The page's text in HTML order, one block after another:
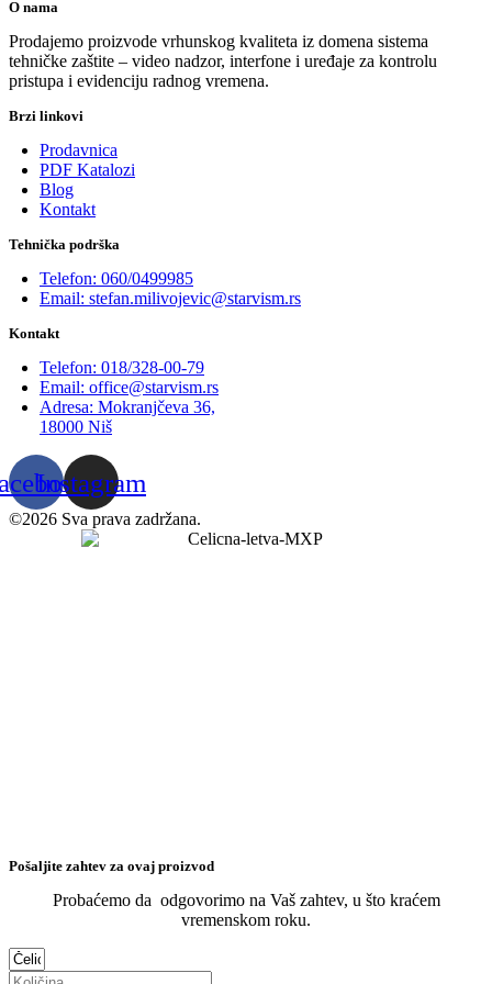
O nama
Prodajemo proizvode vrhunskog kvaliteta iz domena sistema
tehničke zaštite – video nadzor, interfone i uređaje za kontrolu
pristupa i evidenciju radnog vremena.
Brzi linkovi
Prodavnica
PDF Katalozi
Blog
Kontakt
Tehnička podrška
Telefon: 060/0499985
Email: stefan.milivojevic@starvism.rs
Kontakt
Telefon: 018/328-00-79
Email: office@starvism.rs
Adresa: Mokranjčeva 36,
18000 Niš
Instagram
©2026 Sva prava zadržana.
Pošaljite zahtev za ovaj proizvod
Probaćemo da odgovorimo na Vaš zahtev, u što kraćem
vremenskom roku.